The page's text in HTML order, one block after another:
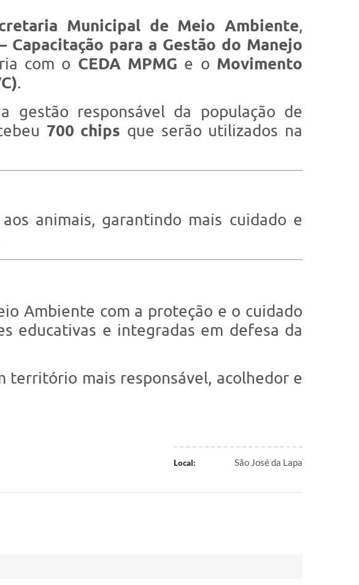
Municipal de Meio Ambiente,
Capacitação para a Gestão do Manejo
com o CEDA MPMG e o Movimento
.
gestão responsável da população de
700 chips que serão utilizados na
animais, garantindo mais cuidado e
Ambiente com a proteção e o cuidado
educativas e integradas em defesa da
território mais responsável, acolhedor e
Local: São José da Lapa